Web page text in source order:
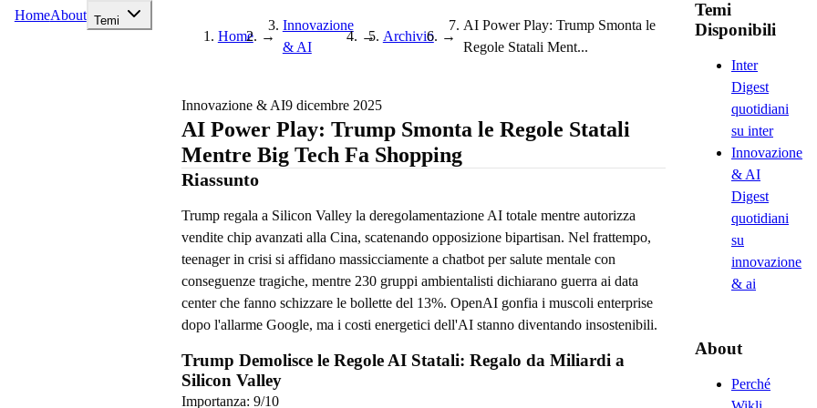
HomeAbout Temi
Home →
Innovazione
& AI
→ Archivio →
AI Power Play: Trump Smonta le
Regole Statali Ment...
Innovazione & AI9 dicembre 2025
AI Power Play: Trump Smonta le Regole Statali
Mentre Big Tech Fa Shopping
Riassunto
Trump regala a Silicon Valley la deregolamentazione AI totale mentre autorizza
vendite chip avanzati alla Cina, scatenando opposizione bipartisan. Nel frattempo,
teenager in crisi si affidano massicciamente a chatbot per salute mentale con
conseguenze tragiche, mentre 230 gruppi ambientalisti dichiarano guerra ai data
center che fanno schizzare le bollette del 13%. OpenAI gonfia i muscoli enterprise
dopo l'allarme Google, ma i costi energetici dell'AI stanno diventando insostenibili.
Trump Demolisce le Regole AI Statali: Regalo da Miliardi a
Silicon Valley
Importanza: 9/10
Temi
Disponibili
Inter
Digest
quotidiani
su inter
Innovazione
& AI
Digest
quotidiani
su
innovazione
& ai
About
Perché